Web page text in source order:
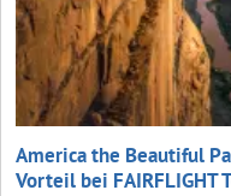
America the Beautiful
Vorteil bei FAIRFLIGHT